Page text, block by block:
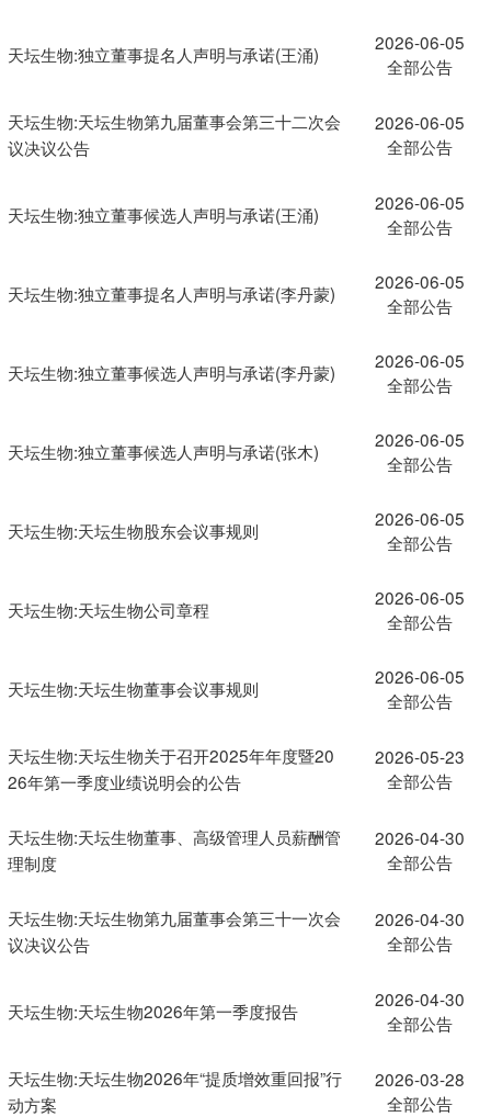
天坛生物:独立董事提名人声明与承诺(王涌)
2026-06-05
全部公告
天坛生物:天坛生物第九届董事会第三十二次会
议决议公告
2026-06-05
全部公告
天坛生物:独立董事候选人声明与承诺(王涌)
2026-06-05
全部公告
天坛生物:独立董事提名人声明与承诺(李丹蒙)
2026-06-05
全部公告
天坛生物:独立董事候选人声明与承诺(李丹蒙)
2026-06-05
全部公告
天坛生物:独立董事候选人声明与承诺(张木)
2026-06-05
全部公告
天坛生物:天坛生物股东会议事规则
2026-06-05
全部公告
天坛生物:天坛生物公司章程
2026-06-05
全部公告
天坛生物:天坛生物董事会议事规则
2026-06-05
全部公告
天坛生物:天坛生物关于召开2025年年度暨20
26年第一季度业绩说明会的公告
2026-05-23
全部公告
天坛生物:天坛生物董事、高级管理人员薪酬管
理制度
2026-04-30
全部公告
天坛生物:天坛生物第九届董事会第三十一次会
议决议公告
2026-04-30
全部公告
天坛生物:天坛生物2026年第一季度报告
2026-04-30
全部公告
天坛生物:天坛生物2026年“提质增效重回报”行
动方案
2026-03-28
全部公告